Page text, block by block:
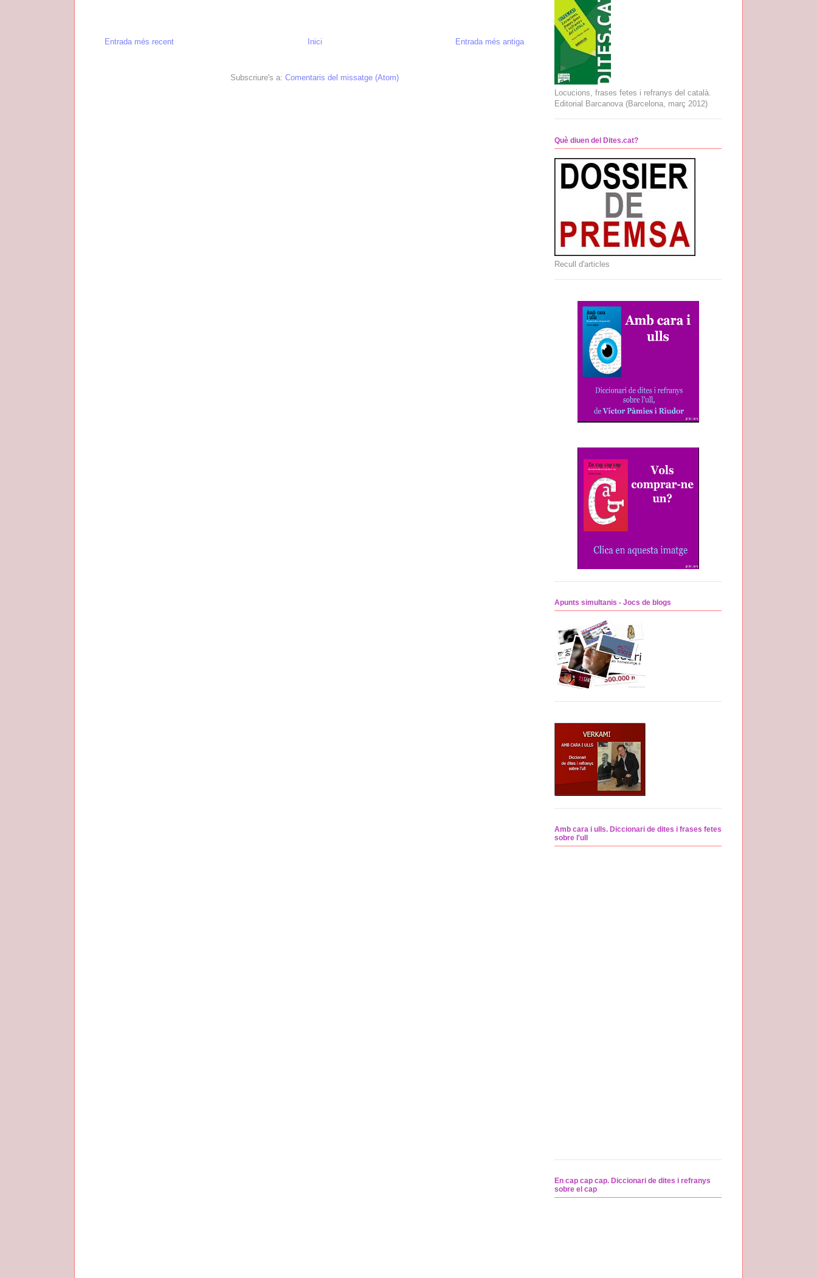
Entrada més recent Entrada més antiga
Inici
Subscriure's a: Comentaris del missatge (Atom)
Locucions, frases fetes i refranys del català.
Editorial Barcanova (Barcelona, març 2012)
Què diuen del Dites.cat?
Recull d'articles
Apunts simultanis - Jocs de blogs
Amb cara i ulls. Diccionari de dites i frases fetes
sobre l'ull
En cap cap cap. Diccionari de dites i refranys
sobre el cap